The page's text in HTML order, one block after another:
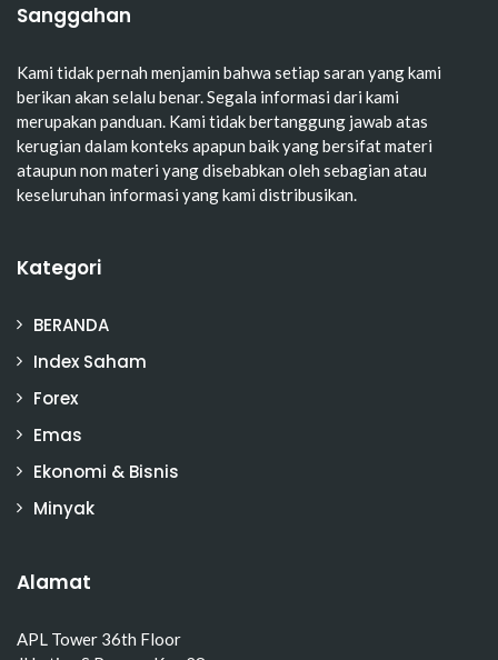
Sanggahan
Kami tidak pernah menjamin bahwa setiap saran yang kami
berikan akan selalu benar. Segala informasi dari kami
merupakan panduan. Kami tidak bertanggung jawab atas
kerugian dalam konteks apapun baik yang bersifat materi
ataupun non materi yang disebabkan oleh sebagian atau
keseluruhan informasi yang kami distribusikan.
Kategori
BERANDA
Index Saham
Forex
Emas
Ekonomi & Bisnis
Minyak
Alamat
APL Tower 36th Floor